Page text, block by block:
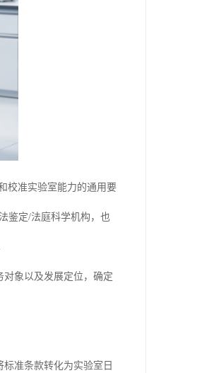
校准实验室能力的通用要
鉴定/法庭科学机构，也
象以及发展定位，确定
准条款转化为实验室日